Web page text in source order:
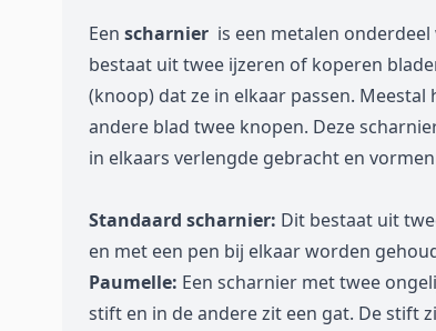
Een scharnier is een metalen onderdeel
bestaat uit twee ijzeren of koperen
(knoop) dat ze in elkaar passen.
andere blad twee knopen. Deze
in elkaars verlengde gebracht en
Standaard scharnier: Dit bestaat uit
en met een pen bij elkaar worden
Paumelle: Een scharnier met twee
stift en in de andere zit een gat. De stift